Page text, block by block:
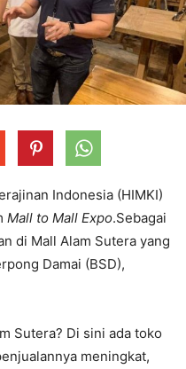
Indonesia (HIMKI)
Mall to Mall Expo.Sebagai
di Mall Alam Sutera yang
Damai (BSD),
Sutera? Di sini ada toko
meningkat,